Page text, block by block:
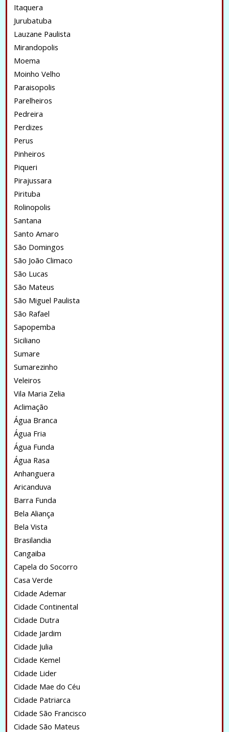
Itaquera
Jurubatuba
Lauzane Paulista
Mirandopolis
Moema
Moinho Velho
Paraisopolis
Parelheiros
Pedreira
Perdizes
Perus
Pinheiros
Piqueri
Pirajussara
Pirituba
Rolinopolis
Santana
Santo Amaro
São Domingos
São João Climaco
São Lucas
São Mateus
São Miguel Paulista
São Rafael
Sapopemba
Siciliano
Sumare
Sumarezinho
Veleiros
Vila Maria Zelia
Aclimação
Água Branca
Água Fria
Água Funda
Água Rasa
Anhanguera
Aricanduva
Barra Funda
Bela Aliança
Bela Vista
Brasilandia
Cangaiba
Capela do Socorro
Casa Verde
Cidade Ademar
Cidade Continental
Cidade Dutra
Cidade Jardim
Cidade Julia
Cidade Kemel
Cidade Lider
Cidade Mae do Céu
Cidade Patriarca
Cidade São Francisco
Cidade São Mateus